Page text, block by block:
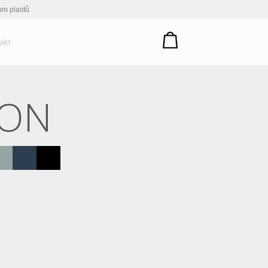
plastů